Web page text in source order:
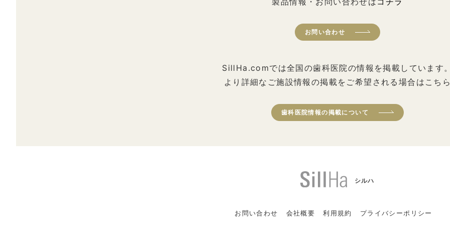
お問い合わせ
SillHa.comでは全国の歯科医院の情報を掲載しています
より詳細なご施設情報の掲載をご希望される場合はこち
歯科医院情報の掲載について
シルハ
お問い合わせ 会社概要 利用規約 プライバシーポリシー